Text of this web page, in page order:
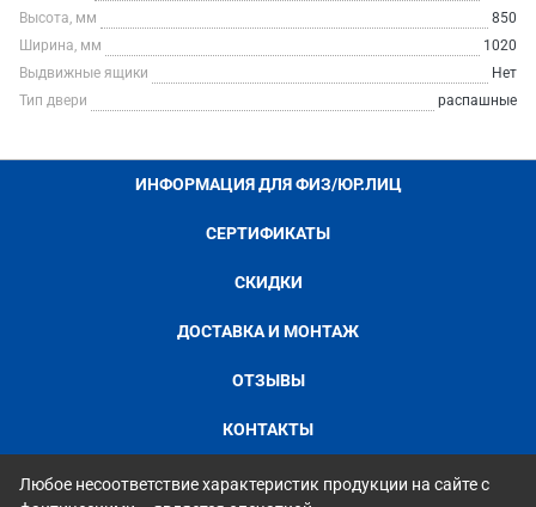
Высота, мм
850
Ширина, мм
1020
Выдвижные ящики
Нет
Тип двери
распашные
ИНФОРМАЦИЯ ДЛЯ ФИЗ/ЮР.ЛИЦ
СЕРТИФИКАТЫ
СКИДКИ
ДОСТАВКА И МОНТАЖ
ОТЗЫВЫ
КОНТАКТЫ
Любое несоответствие характеристик продукции на сайте с